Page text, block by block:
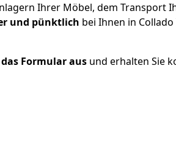
Ihrer Möbel, dem Transport
und pünktlich bei Ihnen in Collado
Formular ausund erhalten Sie